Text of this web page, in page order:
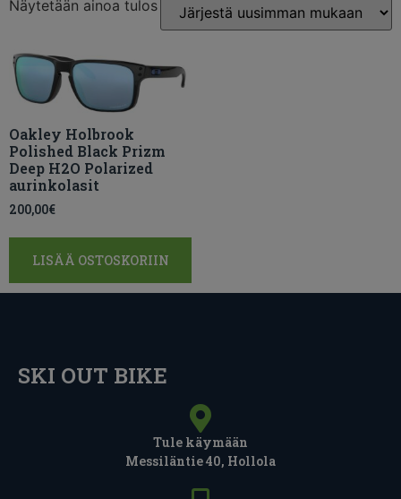
Näytetään ainoa tulos
Oakley Holbrook
Polished Black Prizm
Deep H2O Polarized
aurinkolasit
200,00€
LISÄÄ OSTOSKORIIN
SKI OUT BIKE
Tule käymään
Messiläntie 40, Hollola